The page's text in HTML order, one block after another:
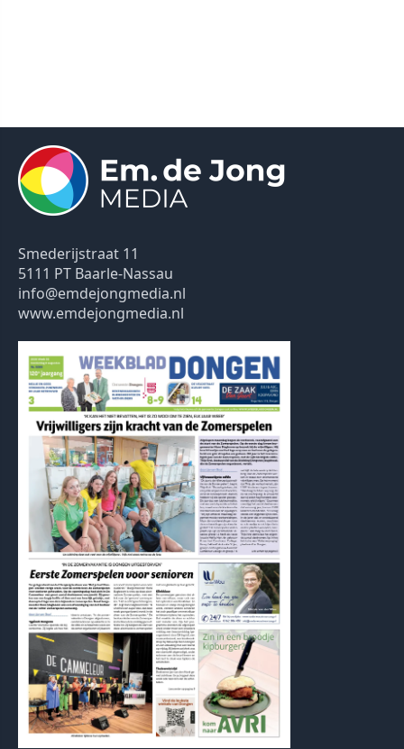
Smederijstraat 11
5111 PT Baarle-Nassau
info@emdejongmedia.nl
www.emdejongmedia.nl